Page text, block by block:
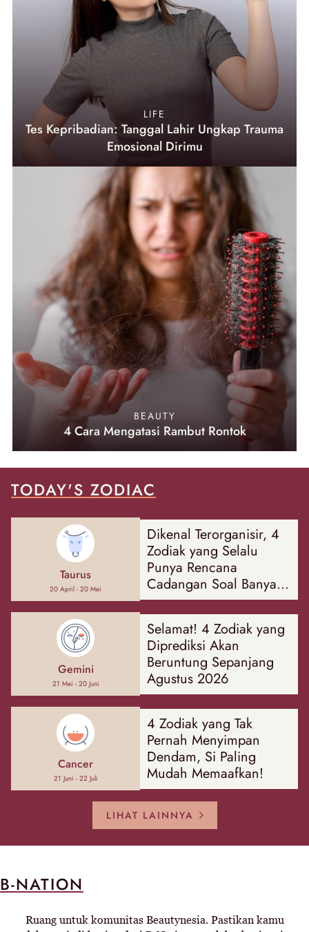
LIFE
Tes Kepribadian: Tanggal Lahir Ungkap Trauma
Emosional Dirimu
BEAUTY
4 Cara Mengatasi Rambut Rontok
TODAY'S ZODIAC
Taurus
20 April - 20 Mei
Dikenal Terorganisir, 4
Zodiak yang Selalu
Punya Rencana
Cadangan Soal Banyak
Hal
Gemini
21 Mei - 20 Juni
Selamat! 4 Zodiak yang
Diprediksi Akan
Beruntung Sepanjang
Agustus 2026
Cancer
21 Juni - 22 Juli
4 Zodiak yang Tak
Pernah Menyimpan
Dendam, Si Paling
Mudah Memaafkan!
LIHAT LAINNYA
B-NATION
Ruang untuk komunitas Beautynesia. Pastikan kamu